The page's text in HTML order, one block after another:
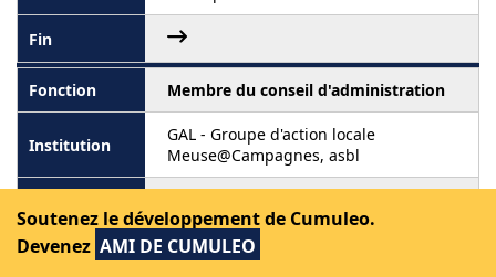
Membre du conseil d'administration
GAL - Groupe d'action locale
Meuse@Campagnes, asbl
Soutenez le développement de Cumuleo.
Devenez AMI DE CUMULEO